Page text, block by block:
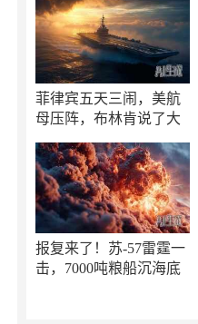
菲律宾五天三闹，美航
母压阵，布林肯说了大
报复来了！苏-57雷霆一
击，7000吨粮船沉海底